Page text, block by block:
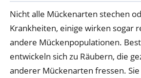
Nicht alle Mückenarten stechen
Krankheiten, einige wirken sogar
andere Mückenpopulationen.
entwickeln sich zu Räubern, die
anderer Mückenarten fressen.